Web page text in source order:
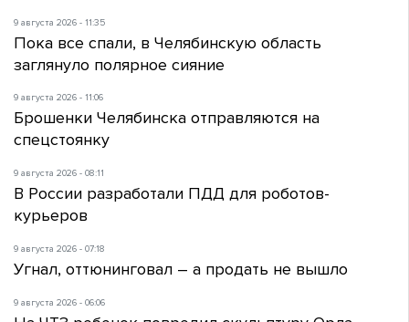
9 августа 2026 - 11:35
Пока все спали, в Челябинскую область
заглянуло полярное сияние
9 августа 2026 - 11:06
Брошенки Челябинска отправляются на
спецстоянку
9 августа 2026 - 08:11
В России разработали ПДД для роботов-
курьеров
9 августа 2026 - 07:18
Угнал, оттюнинговал – а продать не вышло
9 августа 2026 - 06:06